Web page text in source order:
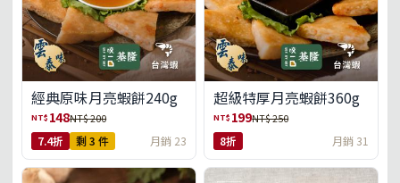
經典原味月亮蝦餅240g
NT$ 148NT$ 200
7.4折 剩 3 件 月銷 23
超級特厚月亮蝦餅360g
NT$ 199NT$ 250
8折 月銷 31